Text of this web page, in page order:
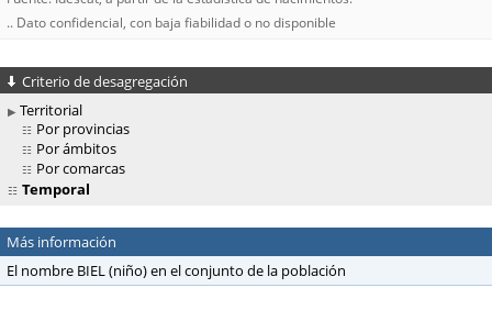
.. Dato confidencial, con baja fiabilidad o no disponible
Criterio de desagregación
Territorial
Por provincias
Por ámbitos
Por comarcas
Temporal
Más información
El nombre BIEL (niño) en el conjunto de la población